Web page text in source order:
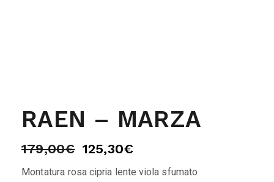
RAEN – MARZA
179,00€ 125,30€
Montatura rosa cipria lente viola sfumato